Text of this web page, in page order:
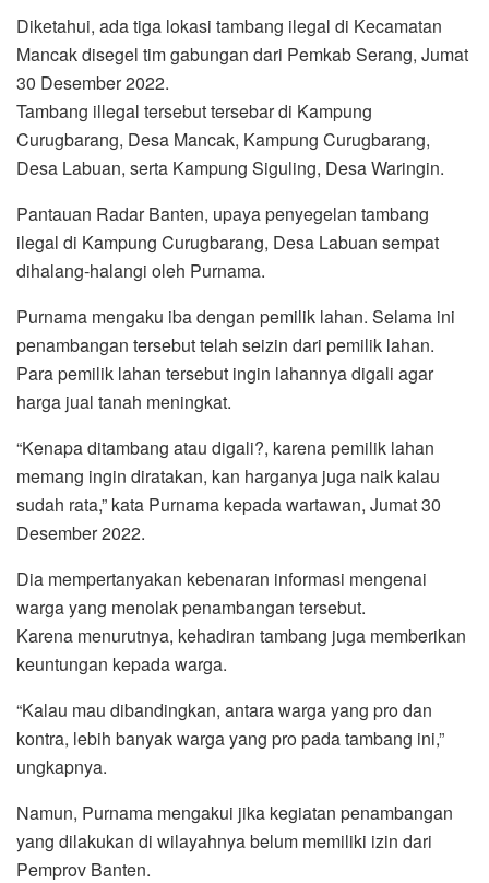
Diketahui, ada tiga lokasi tambang ilegal di Kecamatan
Mancak disegel tim gabungan dari Pemkab Serang, Jumat
30 Desember 2022.
Tambang illegal tersebut tersebar di Kampung
Curugbarang, Desa Mancak, Kampung Curugbarang,
Desa Labuan, serta Kampung Siguling, Desa Waringin.
Pantauan Radar Banten, upaya penyegelan tambang
ilegal di Kampung Curugbarang, Desa Labuan sempat
dihalang-halangi oleh Purnama.
Purnama mengaku iba dengan pemilik lahan. Selama ini
penambangan tersebut telah seizin dari pemilik lahan.
Para pemilik lahan tersebut ingin lahannya digali agar
harga jual tanah meningkat.
“Kenapa ditambang atau digali?, karena pemilik lahan
memang ingin diratakan, kan harganya juga naik kalau
sudah rata,” kata Purnama kepada wartawan, Jumat 30
Desember 2022.
Dia mempertanyakan kebenaran informasi mengenai
warga yang menolak penambangan tersebut.
Karena menurutnya, kehadiran tambang juga memberikan
keuntungan kepada warga.
“Kalau mau dibandingkan, antara warga yang pro dan
kontra, lebih banyak warga yang pro pada tambang ini,”
ungkapnya.
Namun, Purnama mengakui jika kegiatan penambangan
yang dilakukan di wilayahnya belum memiliki izin dari
Pemprov Banten.